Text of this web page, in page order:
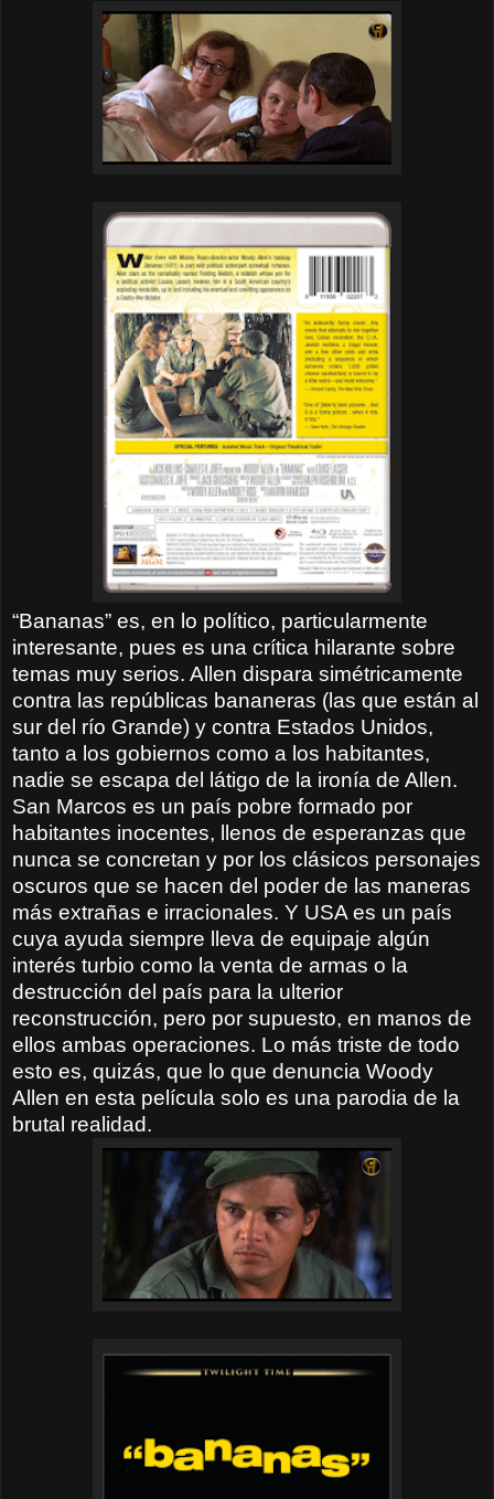
“Bananas” es, en lo político, particularmente
interesante, pues es una crítica hilarante sobre
temas muy serios. Allen dispara simétricamente
contra las repúblicas bananeras (las que están al
sur del río Grande) y contra Estados Unidos,
tanto a los gobiernos como a los habitantes,
nadie se escapa del látigo de la ironía de Allen.
San Marcos es un país pobre formado por
habitantes inocentes, llenos de esperanzas que
nunca se concretan y por los clásicos personajes
oscuros que se hacen del poder de las maneras
más extrañas e irracionales. Y USA es un país
cuya ayuda siempre lleva de equipaje algún
interés turbio como la venta de armas o la
destrucción del país para la ulterior
reconstrucción, pero por supuesto, en manos de
ellos ambas operaciones. Lo más triste de todo
esto es, quizás, que lo que denuncia Woody
Allen en esta película solo es una parodia de la
brutal realidad.